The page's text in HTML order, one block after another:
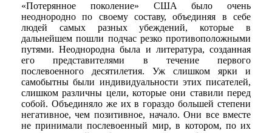
«Потерянное поколение» США было очень
неоднородно по своему составу, объединяя в себе
людей самых разных убеждений, которые в
дальнейшем пошли подчас резко противоположными
путями. Неоднородна была и литература, созданная
его представителями в течение первого
послевоенного десятилетия. Уж слишком ярки и
самобытны были индивидуальности этих писателей,
слишком различны цели, которые они ставили перед
собой. Объединяло же их в гораздо большей степени
негативное, чем позитивное, начало. Они все вместе
не принимали послевоенный мир, в котором, по их